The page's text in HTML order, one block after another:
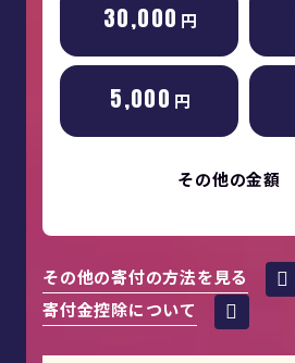
30,000 円
5,000 円
その他の金額
その他の寄付の方法を見る
寄付金控除について